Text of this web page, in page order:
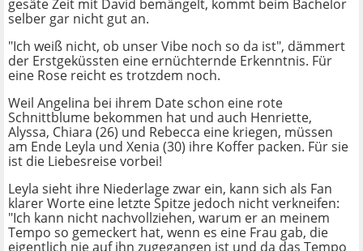
gesäte Zeit mit David bemängelt, kommt beim Bachelor
selber gar nicht gut an.
"Ich weiß nicht, ob unser Vibe noch so da ist", dämmert
der Erstgeküssten eine ernüchternde Erkenntnis. Für
eine Rose reicht es trotzdem noch.
Weil Angelina bei ihrem Date schon eine rote
Schnittblume bekommen hat und auch Henriette,
Alyssa, Chiara (26) und Rebecca eine kriegen, müssen
am Ende Leyla und Xenia (30) ihre Koffer packen. Für sie
ist die Liebesreise vorbei!
Leyla sieht ihre Niederlage zwar ein, kann sich als Fan
klarer Worte eine letzte Spitze jedoch nicht verkneifen:
"Ich kann nicht nachvollziehen, warum er an meinem
Tempo so gemeckert hat, wenn es eine Frau gab, die
eigentlich nie auf ihn zugegangen ist und da das Tempo